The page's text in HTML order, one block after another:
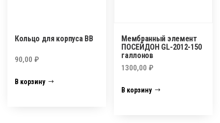
Кольцо для корпуса ВВ
90,00 ₽
В корзину
Мембранный элемент
ПОСЕЙДОН GL-2012-150
галлонов
1300,00₽
В корзину